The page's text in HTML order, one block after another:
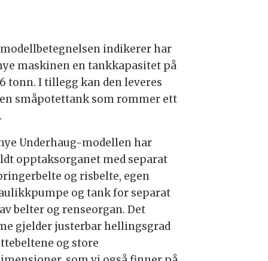
indikerer har
maskinen en tankkapasitet på
tonn. I tillegg kan den leveres
småpotettank som rommer ett
Underhaug-modellen har
opptaksorganet med separat
og risbelte, egen
og tank for separat
belter og renseorgan. Det
gjelder justerbar hellingsgrad
og store